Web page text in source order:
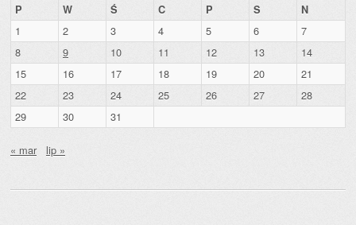
P W Ś C P S N
1 2 3 4 5 6
7
8
9 10 11 12 13
14
15
16 17 18 19 20
21
22
23 24 25 26 27
28
29
30 31
« mar lip »